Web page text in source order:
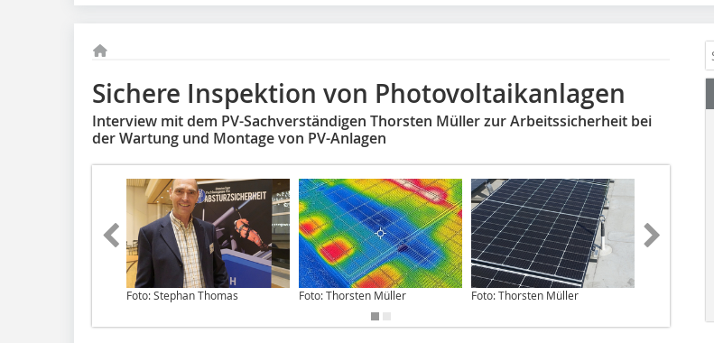
Sichere Inspektion von Photovoltaikanlagen
Interview mit dem PV-Sachverständigen Thorsten Müller zur Arbeitssicherheit bei
der Wartung und Montage von PV-Anlagen
Foto: Stephan Thomas Foto: Thorsten Müller Foto: Thorsten Müller